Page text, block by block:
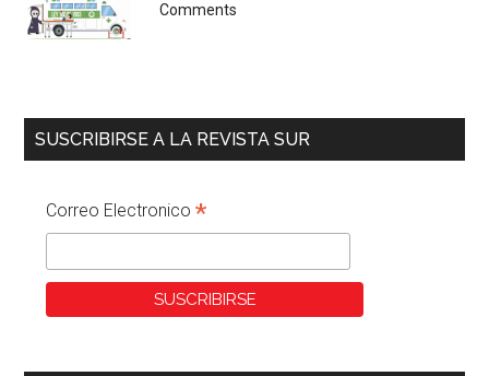
Comments
SUSCRIBIRSE A LA REVISTA SUR
Correo Electronico*